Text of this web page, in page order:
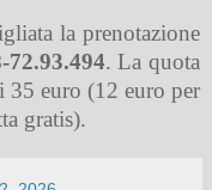
la prenotazione
72.93.494. La quota
35 euro (12 euro per
gratis).